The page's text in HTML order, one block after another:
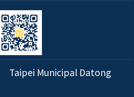
Taipei Municipal Datong